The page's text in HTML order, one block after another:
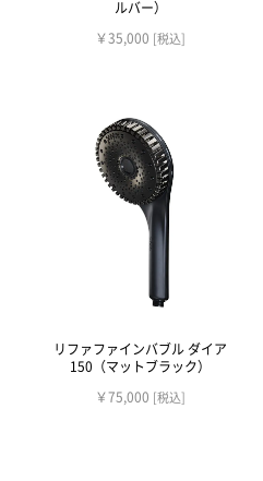
ルバー）
￥35,000 [税込]
リファファインバブル ダイア
150（マットブラック）
￥75,000 [税込]